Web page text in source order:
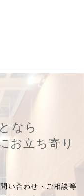
なら
お立ち寄り
い合わせ・ご相談等